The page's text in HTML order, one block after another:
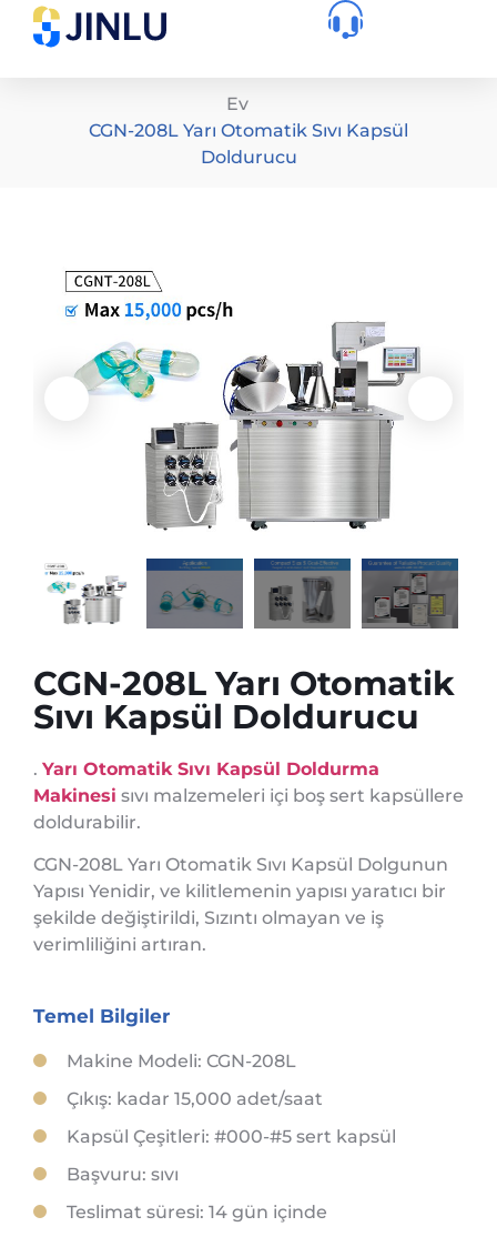
Ev
CGN-208L Yarı Otomatik Sıvı Kapsül
Doldurucu
CGN-208L Yarı Otomatik
Sıvı Kapsül Doldurucu
. Yarı Otomatik Sıvı Kapsül Doldurma
Makinesi sıvı malzemeleri içi boş sert kapsüllere
doldurabilir.
CGN-208L Yarı Otomatik Sıvı Kapsül Dolgunun
Yapısı Yenidir, ve kilitlemenin yapısı yaratıcı bir
şekilde değiştirildi, Sızıntı olmayan ve iş
verimliliğini artıran.
Temel Bilgiler
Makine Modeli: CGN-208L
Çıkış: kadar 15,000 adet/saat
Kapsül Çeşitleri: #000-#5 sert kapsül
Başvuru: sıvı
Teslimat süresi: 14 gün içinde